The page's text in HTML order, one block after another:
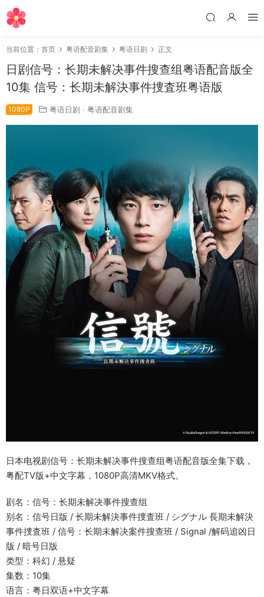
当前位置： 首页 粤语配音剧集 粤语日剧 正文
日剧信号：长期未解决事件搜查组粤语配音版全
10集 信号：长期未解決事件捜査班粤语版
1080P 粤语日剧 · 粤语配音剧集
日本电视剧信号：长期未解决事件搜查组粤语配音版全集下载，
粤配TV版+中文字幕，1080P高清MKV格式。
剧名：信号：长期未解决事件搜查组
别名：信号日版 / 长期未解決事件捜査班 / シグナル 長期未解決
事件捜査班 / 信号：长期未解决案件搜查班 / Signal /解码追凶日
版 / 暗号日版
类型：科幻 / 悬疑
集数：10集
语言：粤日双语+中文字幕